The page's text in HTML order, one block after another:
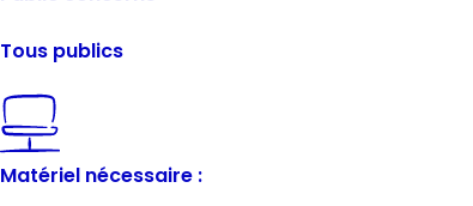
Tous publics
Matériel nécessaire :